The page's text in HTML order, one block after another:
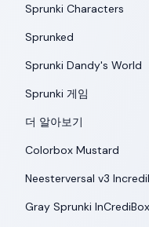
Sprunki Characters
Sprunked
Sprunki Dandy's World
Sprunki 게임
더 알아보기
Colorbox Mustard
Neesterversal v3
Gray Sprunki InCrediBox